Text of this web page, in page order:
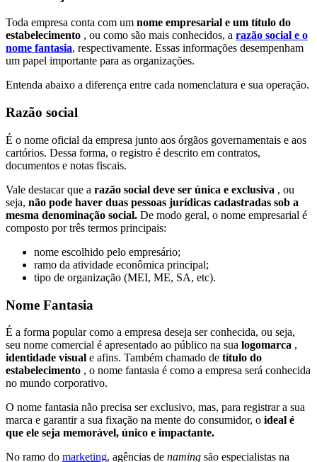
Toda empresa conta com um nome empresarial e um título do
estabelecimento , ou como são mais conhecidos, a razão social e o
nome fantasia, respectivamente. Essas informações desempenham
um papel importante para as organizações.
Entenda abaixo a diferença entre cada nomenclatura e sua operação.
Razão social
É o nome oficial da empresa junto aos órgãos governamentais e aos
cartórios. Dessa forma, o registro é descrito em contratos,
documentos e notas fiscais.
Vale destacar que a razão social deve ser única e exclusiva , ou
seja, não pode haver duas pessoas jurídicas cadastradas sob a
mesma denominação social. De modo geral, o nome empresarial é
composto por três termos principais:
nome escolhido pelo empresário;
ramo da atividade econômica principal;
tipo de organização (MEI, ME, SA, etc).
Nome Fantasia
É a forma popular como a empresa deseja ser conhecida, ou seja,
seu nome comercial é apresentado ao público na sua logomarca ,
identidade visual e afins. Também chamado de título do
estabelecimento , o nome fantasia é como a empresa será conhecida
no mundo corporativo.
O nome fantasia não precisa ser exclusivo, mas, para registrar a sua
marca e garantir a sua fixação na mente do consumidor, o ideal é
que ele seja memorável, único e impactante.
No ramo do marketing, agências de naming são especialistas na